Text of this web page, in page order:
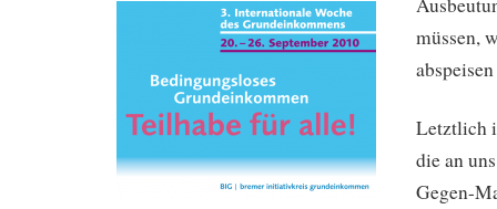
müssen,
Letztlich
die an
Gegen-